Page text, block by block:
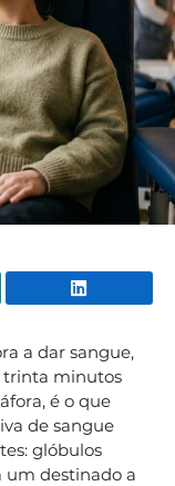
WhatsApp
a dar sangue,
trinta minutos
é o que
de sangue
glóbulos
um destinado a